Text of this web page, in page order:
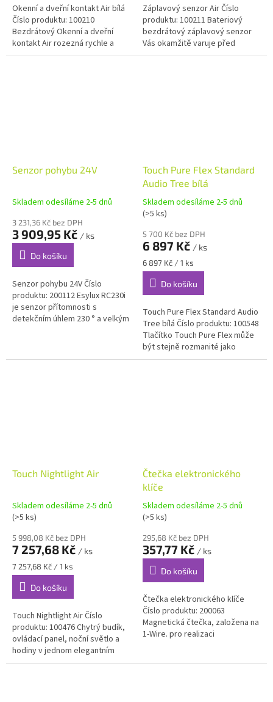
Okenní a dveřní kontakt Air bílá
Číslo produktu: 100210
Bezdrátový Okenní a dveřní
kontakt Air rozezná rychle a
spolehlivě otevřené/zavřené
Záplavový senzor Air Číslo
produktu: 100211 Bateriový
bezdrátový záplavový senzor
Vás okamžitě varuje před
únikem vody a zabraňuje velkým
Senzor pohybu 24V
Skladem odesíláme 2-5 dnů
3 231,36 Kč bez DPH
3 909,95 Kč / ks
Do košíku
Senzor pohybu 24V Číslo
produktu: 200112 Esylux RC230i
je senzor přítomnosti s
detekčním úhlem 230 ° a velkým
Touch Pure Flex Standard
Audio Tree bílá
Skladem odesíláme 2-5 dnů
(>5 ks)
5 700 Kč bez DPH
6 897 Kč / ks
Měrná
cena:
6 897 Kč / 1 ks
Do košíku
Touch Pure Flex Standard Audio
Tree bílá Číslo produktu: 100548
Tlačítko Touch Pure Flex může
být stejně rozmanité jako
budovy, v nichž se využívá. Tato
Touch Nightlight Air
Skladem odesíláme 2-5 dnů
(>5 ks)
5 998,08 Kč bez DPH
7 257,68 Kč / ks
Měrná
cena:
7 257,68 Kč / 1 ks
Do košíku
Touch Nightlight Air Číslo
produktu: 100476 Chytrý budík,
ovládací panel, noční světlo a
hodiny v jednom elegantním
balení. Skvělý doplněk do
Čtečka elektronického
klíče
Skladem odesíláme 2-5 dnů
(>5 ks)
295,68 Kč bez DPH
357,77 Kč / ks
Do košíku
Čtečka elektronického klíče
Číslo produktu: 200063
Magnetická čtečka, založena na
1-Wire. pro realizaci